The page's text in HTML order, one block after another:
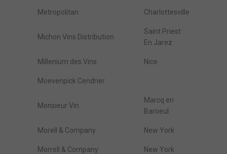
Metropolitan Charlottesville
Michon Vins Distribution
Saint Priest
En Jarez
Millenium des Vins Nice
Moevenpick Cendrier
Monsieur Vin
Marcq en
Baroeul
Morell & Company New York
Morrell & Company New York